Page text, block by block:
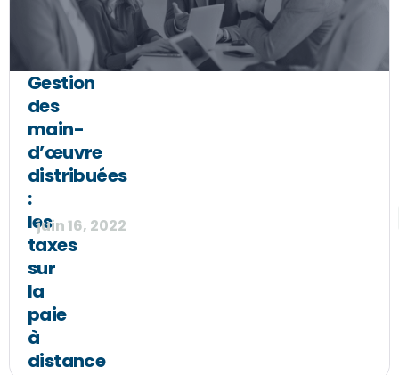
Gestion
des
main-
d’œuvre
distribuées
:
les
taxes
sur
la
paie
à
distance
juin 16, 2022